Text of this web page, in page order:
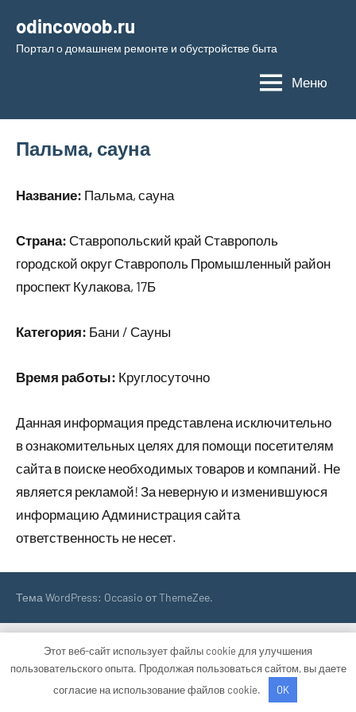
содержимому
odincovoob.ru
Портал о домашнем ремонте и обустройстве быта
Меню
Пальма, сауна
Название: Пальма, сауна
Страна: Ставропольский край Ставрополь
городской округ Ставрополь Промышленный район
проспект Кулакова, 17Б
Категория: Бани / Сауны
Время работы: Круглосуточно
Данная информация представлена исключительно
в ознакомительных целях для помощи посетителям
сайта в поиске необходимых товаров и компаний. Не
является рекламой! За неверную и изменившуюся
информацию Администрация сайта
ответственность не несет.
Тема WordPress: Occasio от ThemeZee.
Этот веб-сайт использует файлы cookie для улучшения
пользовательского опыта. Продолжая пользоваться сайтом, вы даете
согласие на использование файлов cookie.
OK